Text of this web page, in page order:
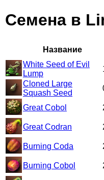
Семена в
Название
White Seed of Evil
Lump
Cloned Large
Squash Seed
Great Cobol
Great Codran
Burning Coda
Burning Cobol